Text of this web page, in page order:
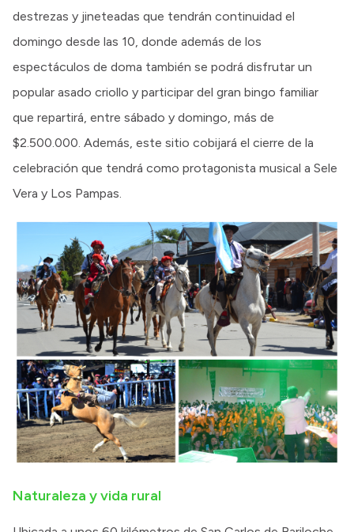
destrezas y jineteadas que tendrán continuidad el
domingo desde las 10, donde además de los
espectáculos de doma también se podrá disfrutar un
popular asado criollo y participar del gran bingo familiar
que repartirá, entre sábado y domingo, más de
$2.500.000. Además, este sitio cobijará el cierre de la
celebración que tendrá como protagonista musical a Sele
Vera y Los Pampas.
Naturaleza y vida rural